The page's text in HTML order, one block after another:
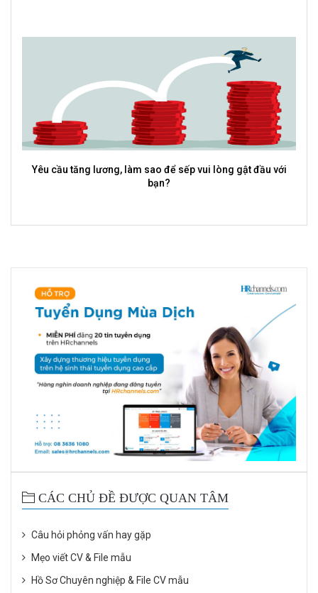
Trong bảng lương bạn cần chú ý điều gì?
CÁC CHỦ ĐỀ ĐƯỢC QUAN TÂM
Câu hỏi phỏng vấn hay gặp
Mẹo viết CV & File mẫu
Hồ Sơ Chuyên nghiệp & File CV mẫu